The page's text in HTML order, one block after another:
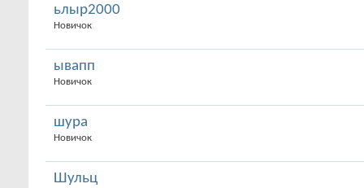
ьлыр2000
Новичок
ывапп
Новичок
шура
Новичок
Шульц